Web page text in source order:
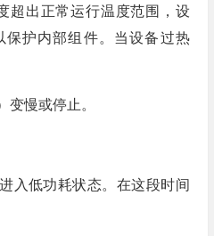
超出正常运行温度范围，设
保护内部组件。当设备过热
变慢或停止。
入低功耗状态。在这段时间